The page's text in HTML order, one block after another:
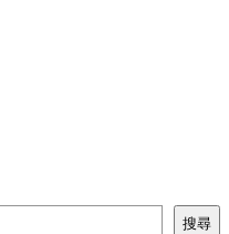
搜尋